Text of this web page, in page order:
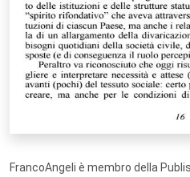
FrancoAngeli è membro della